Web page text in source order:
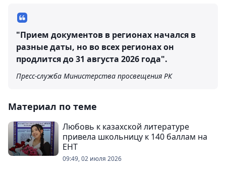
"Прием документов в регионах начался в
разные даты, но во всех регионах он
продлится до 31 августа 2026 года".
Пресс-служба Министерства просвещения РК
Материал по теме
Любовь к казахской литературе
привела школьницу к 140 баллам на
ЕНТ
09:49, 02 июля 2026